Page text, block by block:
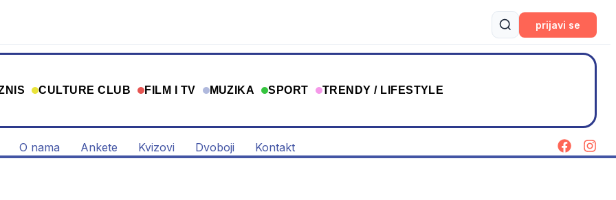
prijavi se
CULTURE CLUB FILM I TV MUZIKA SPORT TRENDY / LIFESTYLE
O nama Ankete Kvizovi Dvoboji Kontakt